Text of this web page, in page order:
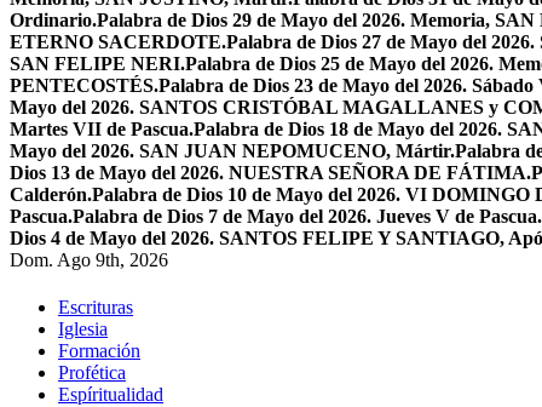
Ordinario.Palabra de Dios 29 de Mayo del 2026. Memoria,
ETERNO SACERDOTE.Palabra de Dios 27 de Mayo del
SAN FELIPE NERI.Palabra de Dios 25 de Mayo del 2026.
PENTECOSTÉS.Palabra de Dios 23 de Mayo del 2026.
Mayo del 2026. SANTOS CRISTÓBAL MAGALLANES y
Martes VII de Pascua.Palabra de Dios 18 de Mayo del 2026.
Mayo del 2026. SAN JUAN NEPOMUCENO, Mártir.Palabra
Dios 13 de Mayo del 2026. NUESTRA SEÑORA DE FÁTIMA.
Calderón.Palabra de Dios 10 de Mayo del 2026. VI DOMINGO
Pascua.Palabra de Dios 7 de Mayo del 2026. Jueves V de Pascua.
Dios 4 de Mayo del 2026. SANTOS FELIPE Y SANTIAGO,
Dom. Ago 9th, 2026
Escrituras
Iglesia
Formación
Profética
Espíritualidad